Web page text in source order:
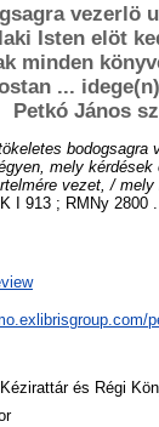
vezerlö
Isten elöt
minden
...
Petkó János
bodogsagra
mely
vezet, /
I 913 ; RMNy 2800
és Régi